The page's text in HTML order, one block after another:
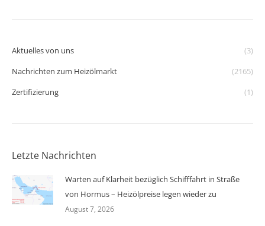
Aktuelles von uns
(3)
Nachrichten zum Heizölmarkt
(2165)
Zertifizierung
(1)
Letzte Nachrichten
Warten auf Klarheit bezüglich Schifffahrt in Straße
von Hormus – Heizölpreise legen wieder zu
August 7, 2026